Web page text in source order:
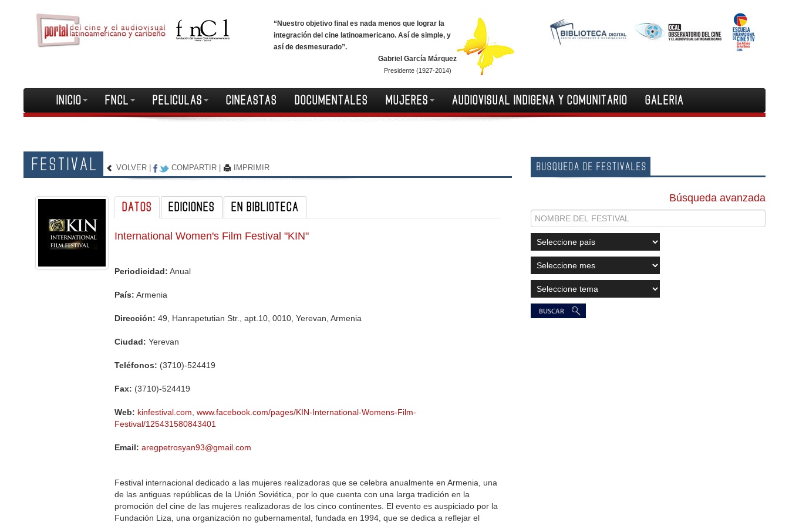
“Nuestro objetivo final es nada menos que lograr la
integración del cine latinoamericano. Así de simple, y
así de desmesurado”.
Gabriel García Márquez
Presidente (1927-2014)
INICIO FNCL PELICULAS CINEASTAS DOCUMENTALES MUJERES AUDIOVISUAL INDIGENA Y COMUNITARIO GALERIA
FESTIVAL VOLVER COMPARTIR IMPRIMIR
DATOS EDICIONES EN BIBLIOTECA
International Women's Film Festival "KIN"
Periodicidad: Anual
País: Armenia
Dirección: 49, Hanrapetutian Str., apt.10, 0010, Yerevan, Armenia
Ciudad: Yerevan
Teléfonos: (3710)-524419
Fax: (3710)-524419
Web: kinfestival.com ,www.facebook.com/pages/KIN-International-Womens-Film-
Festival/125431580843401
Email: aregpetrosyan93@gmail.com
Festival internacional dedicado a las mujeres realizadoras que se celebra anualmente en Armenia, una
de las antiguas repúblicas de la Unión Soviética, por lo que cuenta con una larga tradición en la
promoción del cine de las mujeres realizadoras de los cinco continentes. El evento es auspiciado por la
Fundación Liza, una organización no gubernamental, fundada en 1994, que se dedica a reflejar el
BUSQUEDA DE FESTIVALES
Búsqueda avanzada